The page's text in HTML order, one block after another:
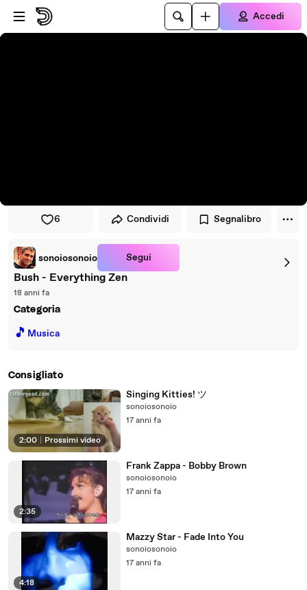
Vai al lettore
Passa al contenuto principale
Accedi
6 Condividi Segnalibro
sonoiosonoio Segui
Bush - Everything Zen
18 anni fa
Categoria
🎵 Musica
Consigliato
2:00 Prossimi video
Singing Kitties! ​​​​​ツ​​​​​
sonoiosonoio
17 anni fa
2:35
Frank Zappa - Bobby Brown
sonoiosonoio
17 anni fa
4:18
Mazzy Star - Fade Into You
sonoiosonoio
17 anni fa